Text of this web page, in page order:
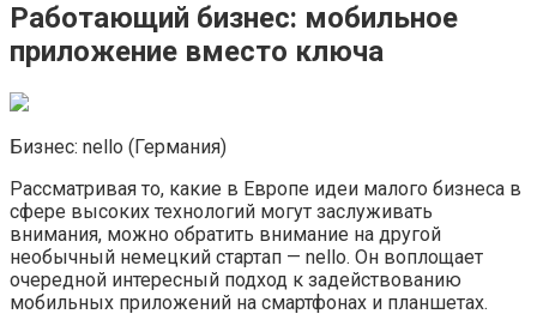
Работающий бизнес: мобильное
приложение вместо ключа
Бизнес: nello (Германия)
Рассматривая то, какие в Европе идеи малого бизнеса в
сфере высоких технологий могут заслуживать
внимания, можно обратить внимание на другой
необычный немецкий стартап — nello. Он воплощает
очередной интересный подход к задействованию
мобильных приложений на смартфонах и планшетах.